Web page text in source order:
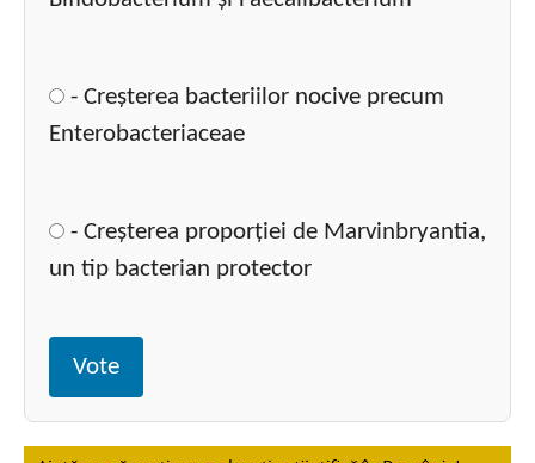
- Creșterea bacteriilor nocive precum
Enterobacteriaceae
- Creșterea proporției de Marvinbryantia,
un tip bacterian protector
Vote